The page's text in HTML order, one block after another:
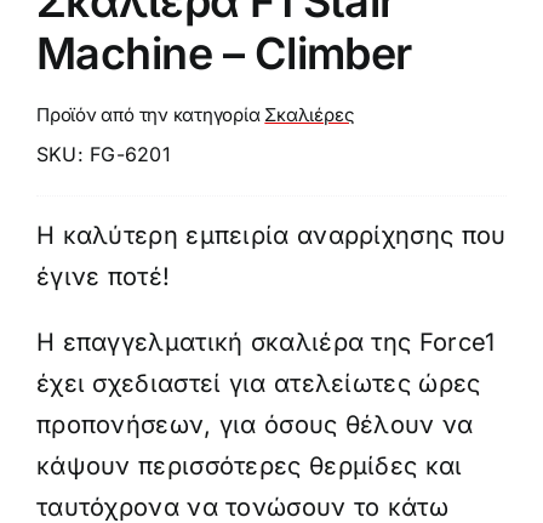
Machine – Climber
Προϊόν από την κατηγορία Σκαλιέρες
SKU: FG-6201
Η καλύτερη εμπειρία αναρρίχησης που
έγινε ποτέ!
Η επαγγελματική σκαλιέρα της Force1
έχει σχεδιαστεί για ατελείωτες ώρες
προπονήσεων, για όσους θέλουν να
κάψουν περισσότερες θερμίδες και
ταυτόχρονα να τονώσουν το κάτω